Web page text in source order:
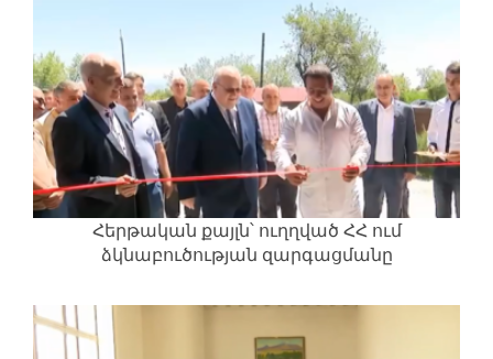
Հերթական քայլն՝ ուղղված ՀՀ ում
ձկնաբուծության զարգացմանը